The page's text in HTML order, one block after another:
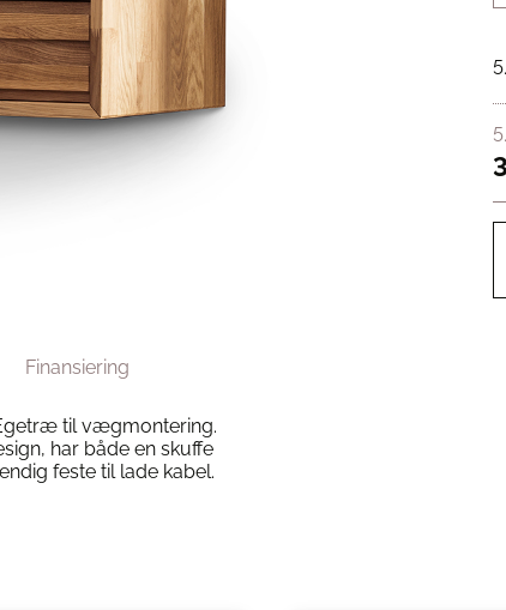
Finansiering
til vægmontering.
har både en skuffe
feste til lade kabel.